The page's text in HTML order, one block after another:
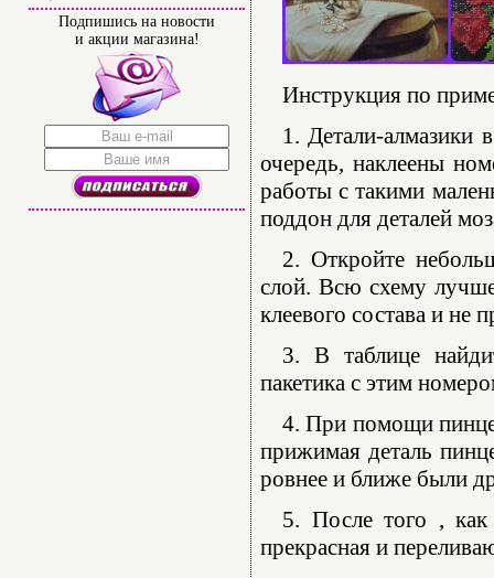
Подпишись на новости
и акции магазина!
Инструкция по
1. Детали-алмазики
очередь, наклеены
работы с такими
поддон для деталей
2. Откройте
слой. Всю схему
клеевого состава и не
3. В таблице
пакетика с этим
4. При помощи
прижимая деталь
ровнее и ближе были
5. После того , как
прекрасная и